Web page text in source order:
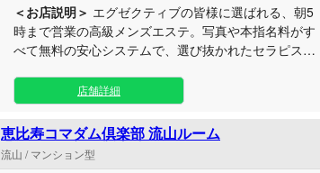
す。銀座という街にふさわしい、最上級のパーソナル
ケアを心ゆくまでお楽しみください。
＜お店説明＞ エグゼクティブの皆様に選ばれる、朝5
時まで営業の高級メンズエステ。写真や本指名料がす
べて無料の安心システムで、選び抜かれたセラピスト
だけます。 日々第一線で闘う成功者の皆様へ、特別な
感動をお届けするための至福の空間をご用意いたしま
した。 当サロンのセラピストが、極上の手技で貴方の
心と身体を深く癒やし、その気持ちを完全に掴んで離
しません。 初めての方でも気軽にご体感いただける新
店舗詳細
恵比寿コマダム倶楽部 流山ルーム
流山 / マンション型